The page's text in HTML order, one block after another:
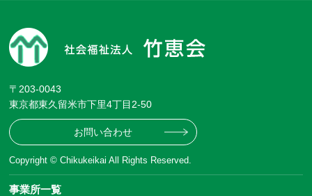
〒203-0043
東京都東久留米市下里4丁目2-50
お問い合わせ
Copyright © Chikukeikai All Rights Reserved.
事業所一覧